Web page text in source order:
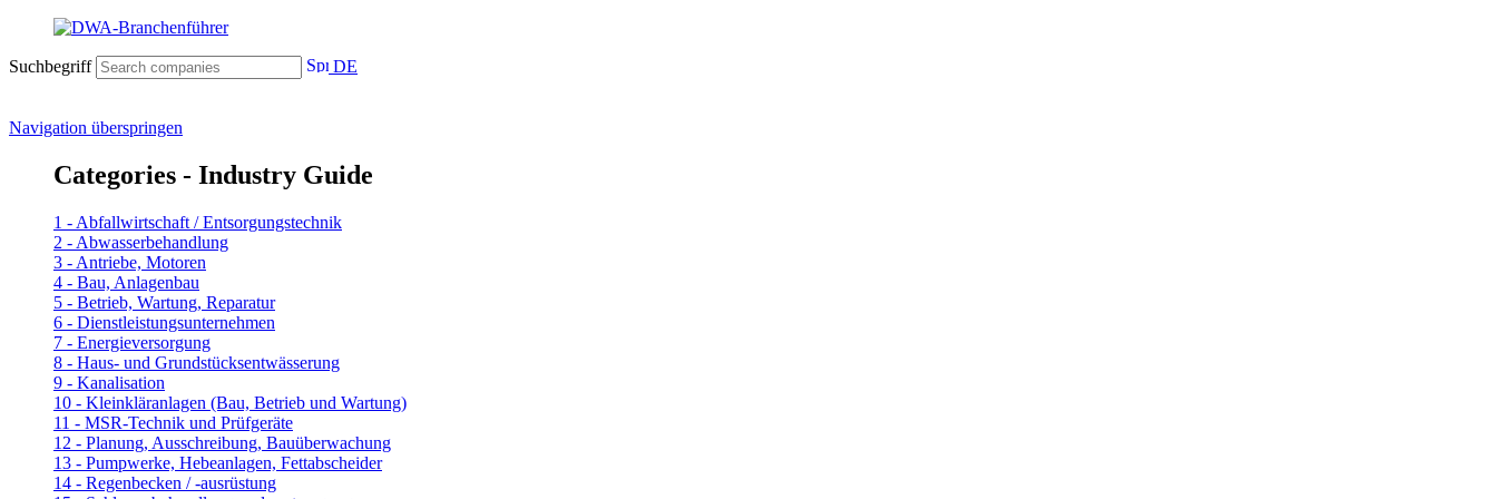
Suchbegriff DE
Navigation überspringen
Categories - Industry Guide
1 - Abfallwirtschaft / Entsorgungstechnik
2 - Abwasserbehandlung
3 - Antriebe, Motoren
4 - Bau, Anlagenbau
5 - Betrieb, Wartung, Reparatur
6 - Dienstleistungsunternehmen
7 - Energieversorgung
8 - Haus- und Grundstücksentwässerung
9 - Kanalisation
10 - Kleinkläranlagen (Bau, Betrieb und Wartung)
11 - MSR-Technik und Prüfgeräte
12 - Planung, Ausschreibung, Bauüberwachung
13 - Pumpwerke, Hebeanlagen, Fettabscheider
14 - Regenbecken / -ausrüstung